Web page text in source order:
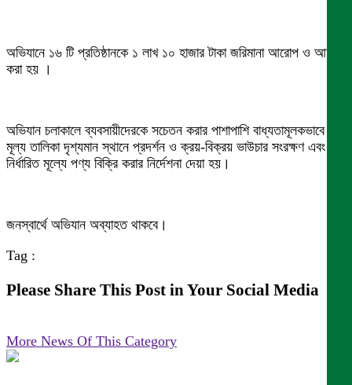
অভিযানে ১৬ টি প্রতিষ্ঠানকে ১ লাখ ১০ হাজার টাকা জরিমানা আরোপ ও আদায়
করা হয় ।
অভিযান চলাকালে ব্যবসায়ীদেরকে সচেতন করার পাশাপাশি বাধ্যতামূলকভাবে
মূল্য তালিকা দৃশ্যমান স্থানে প্রদর্শন ও ক্রয়-বিক্রয় ভাউচার সংরক্ষণ এবং
নির্ধারিত মূল্যে পণ্য বিক্রি করার নির্দেশনা দেয়া হয়।
জনস্বার্থে অভিযান অব্যাহত থাকবে।
Tag :
Please Share This Post in Your Social Media
More News Of This Category